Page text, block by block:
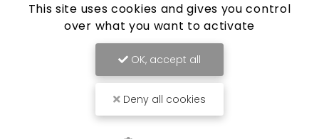
This site uses cookies and gives you control
over what you want to activate
OK, accept all
Deny all cookies